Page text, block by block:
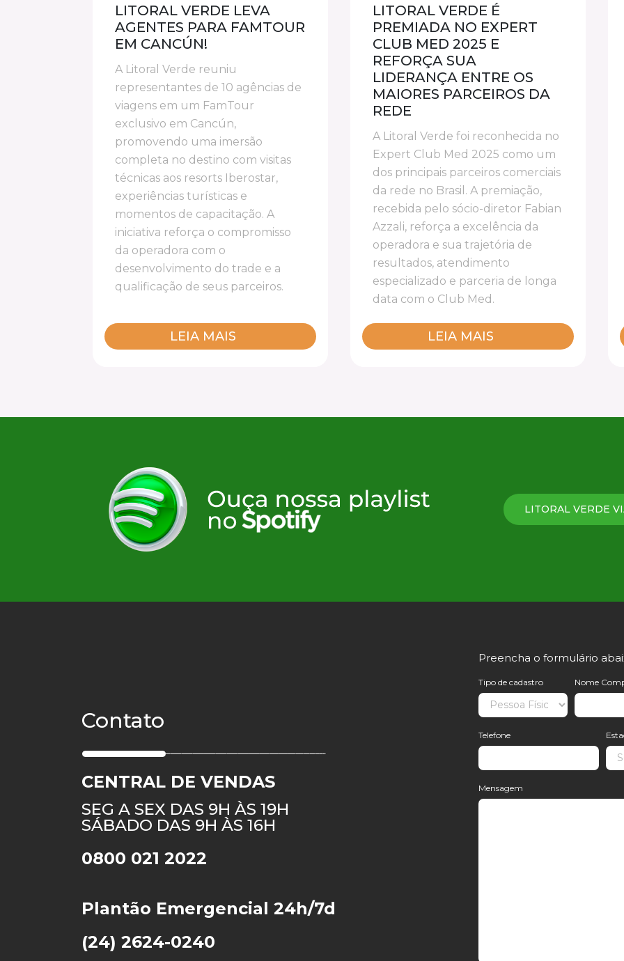
LITORAL VERDE LEVA
AGENTES PARA FAMTOUR
EM CANCÚN!
A Litoral Verde reuniu
representantes de 10 agências de
viagens em um FamTour
exclusivo em Cancún,
promovendo uma imersão
completa no destino com visitas
técnicas aos resorts Iberostar,
experiências turísticas e
momentos de capacitação. A
iniciativa reforça o compromisso
da operadora com o
desenvolvimento do trade e a
qualificação de seus parceiros.
LEIA MAIS
LITORAL VERDE É
PREMIADA NO EXPERT
CLUB MED 2025 E
REFORÇA SUA
LIDERANÇA ENTRE OS
MAIORES PARCEIROS DA
REDE
A Litoral Verde foi reconhecida no
Expert Club Med 2025 como um
dos principais parceiros comerciais
da rede no Brasil. A premiação,
recebida pelo sócio-diretor Fabian
Azzali, reforça a excelência da
operadora e sua trajetória de
resultados, atendimento
especializado e parceria de longa
data com o Club Med.
LEIA MAIS
LITORAL VERDE
Contato
CENTRAL DE VENDAS
SEG A SEX DAS 9H ÀS 19H
SÁBADO DAS 9H ÀS 16H
0800 021 2022
Plantão Emergencial 24h/7d
(24) 2624-0240
Preencha o formulário
Tipo de cadastro Nome
Telefone
Mensagem